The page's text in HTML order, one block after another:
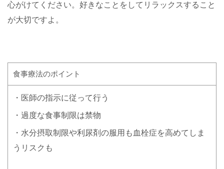
心がけてください。好きなことをしてリラックスすること
が大切ですよ。
食事療法のポイント
・医師の指示に従って行う
・過度な食事制限は禁物
・水分摂取制限や利尿剤の服用も血栓症を高めてしま
うリスクも